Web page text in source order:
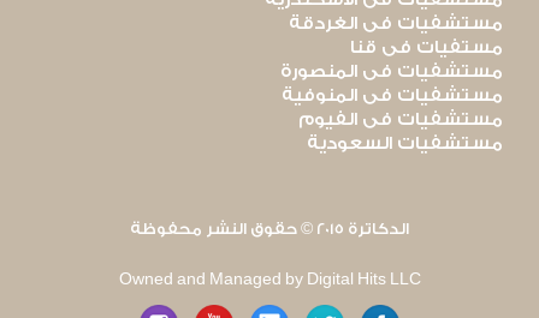
مستشفيات فى الغردقة
مستفيات فى قنا
مستشفيات فى المنصورة
مستشفيات فى المنوفية
مستشفيات فى الفيوم
مستشفيات السعودية
الدكاترة 2015 © حقوق النشر محفوظة
Owned and Managed by Digital Hits LLC